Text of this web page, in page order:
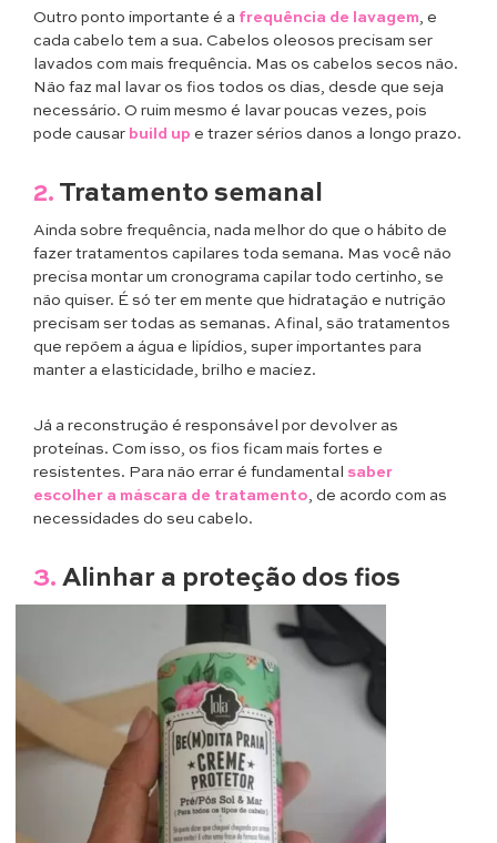
Outro ponto importante é a frequência de lavagem, e
cada cabelo tem a sua. Cabelos oleosos precisam ser
lavados com mais frequência. Mas os cabelos secos não.
Não faz mal lavar os fios todos os dias, desde que seja
necessário. O ruim mesmo é lavar poucas vezes, pois
pode causar build up e trazer sérios danos a longo prazo.
2. Tratamento semanal
Ainda sobre frequência, nada melhor do que o hábito de
fazer tratamentos capilares toda semana. Mas você não
precisa montar um cronograma capilar todo certinho, se
não quiser. É só ter em mente que hidratação e nutrição
precisam ser todas as semanas. Afinal, são tratamentos
que repõem a água e lipídios, super importantes para
manter a elasticidade, brilho e maciez.
Já a reconstrução é responsável por devolver as
proteínas. Com isso, os fios ficam mais fortes e
resistentes. Para não errar é fundamental saber
escolher a máscara de tratamento, de acordo com as
necessidades do seu cabelo.
3. Alinhar a proteção dos fios